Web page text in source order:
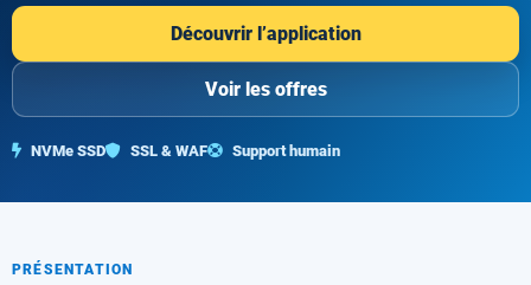
Découvrir l’application
Voir les offres
NVMe SSD SSL & WAF Support humain
PRÉSENTATION